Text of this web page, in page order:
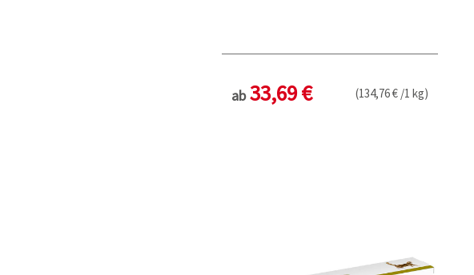
ab 33,69 € (134,76 € /1 kg)